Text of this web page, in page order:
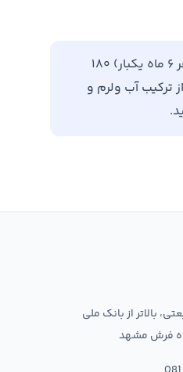
برای افزایش طول عمر فرش خود، توصیه می‌شود آن را به صورت دوره‌ای (هر ۶ ماه یکبار) ۱۸۰
ترکیب آب ولرم و
بالاتر از بانک ملی
فرش مشهد